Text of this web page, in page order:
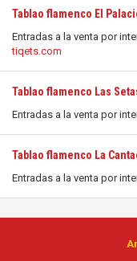
Tablao flamenco El
Entradas a la venta por
tiqets.com
Tablao flamenco Las
Entradas a la venta por
Tablao flamenco La
Entradas a la venta por